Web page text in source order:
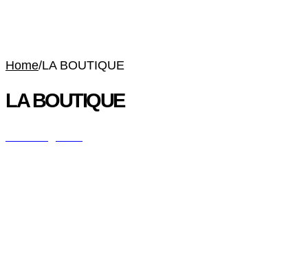
Home/LA BOUTIQUE
LA BOUTIQUE